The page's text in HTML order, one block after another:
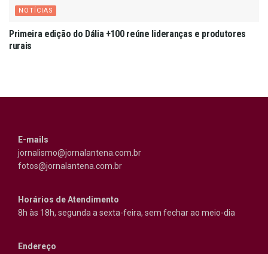
NOTÍCIAS
Primeira edição do Dália +100 reúne lideranças e produtores
rurais
E-mails
jornalismo@jornalantena.com.br
fotos@jornalantena.com.br
Horários de Atendimento
8h às 18h, segunda a sexta-feira, sem fechar ao meio-dia
Endereço